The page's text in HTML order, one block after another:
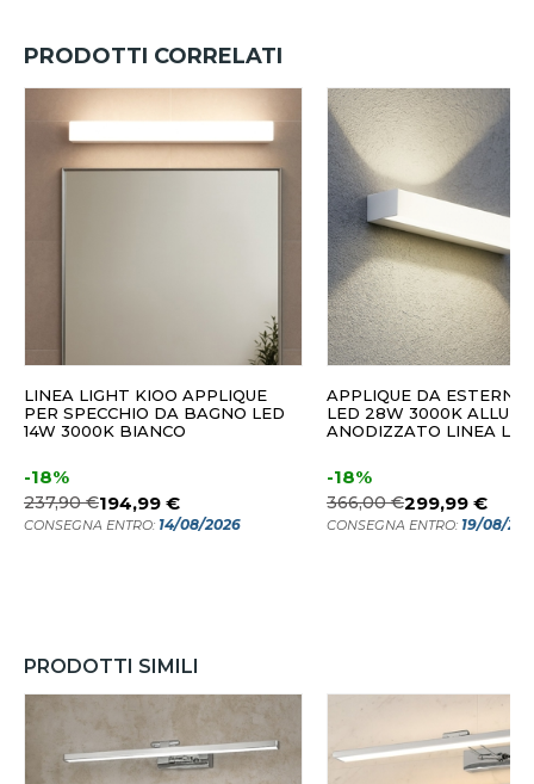
PRODOTTI CORRELATI
LINEA LIGHT KIOO APPLIQUE
PER SPECCHIO DA BAGNO LED
14W 3000K BIANCO
-18%
237,90 €194,99 €
CONSEGNA ENTRO: 14/08/2026
APPLIQUE DA ESTERNO
LED 28W 3000K
ANODIZZATO LINEA
-18%
366,00 €299,99 €
CONSEGNA ENTRO: 19/08/
PRODOTTI SIMILI